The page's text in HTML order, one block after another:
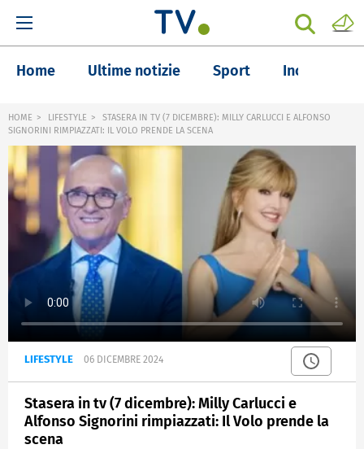
Home Ultime notizie Sport Inchieste
HOME LIFESTYLE
STASERA IN TV (7 DICEMBRE): MILLY CARLUCCI E ALFONSO
SIGNORINI RIMPIAZZATI: IL VOLO PRENDE LA SCENA
LIFESTYLE 06 DICEMBRE 2024
Stasera in tv (7 dicembre): Milly Carlucci e
Alfonso Signorini rimpiazzati: Il Volo prende la
scena